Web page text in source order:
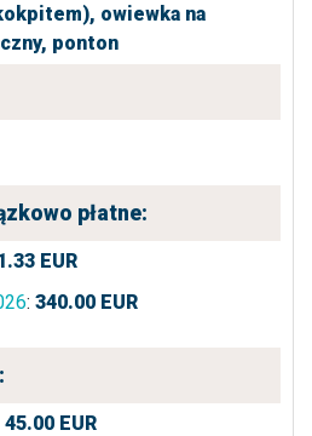
owiewka na
ponton
płatne:
EUR
: 340.00 EUR
45.00 EUR